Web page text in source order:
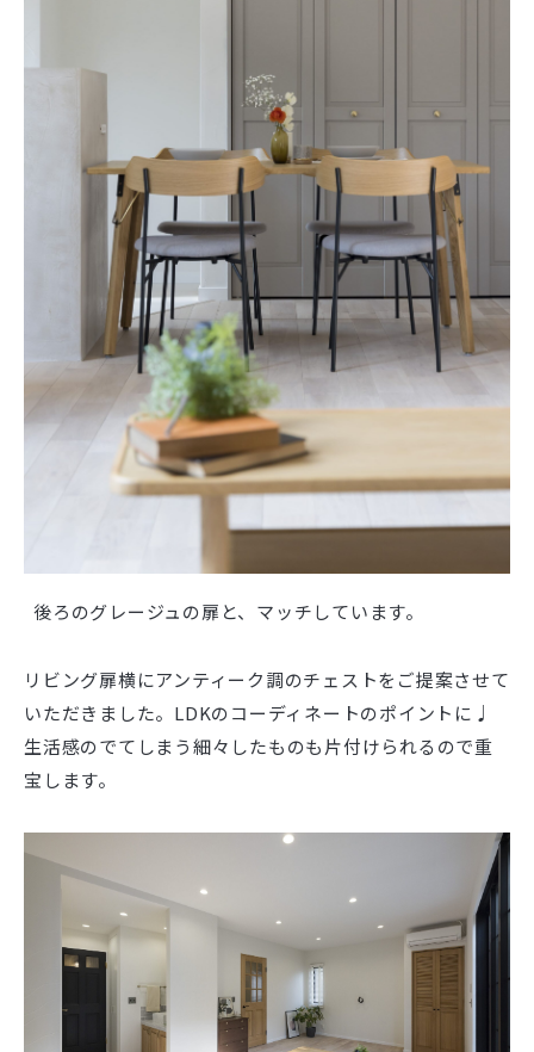
後ろのグレージュの扉と、マッチしています。
リビング扉横にアンティーク調のチェストをご提案させて
いただきました。LDKのコーディネートのポイントに♩
生活感のでてしまう細々したものも片付けられるので重
宝します。